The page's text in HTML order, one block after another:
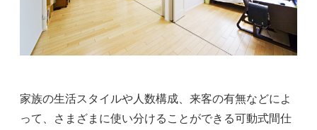
家族の生活スタイルや人数構成、来客の有無などによ
って、さまざまに使い分けることができる可動式間仕